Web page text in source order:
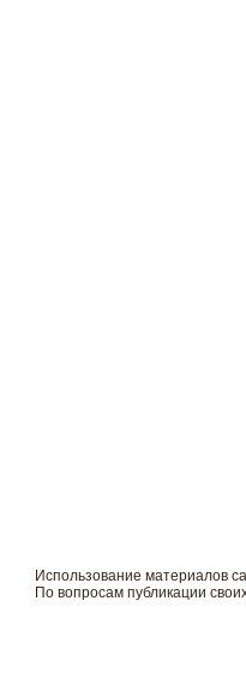
Использование материалов
По вопросам публикации